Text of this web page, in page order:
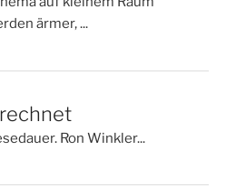
ärmer, ...
Ron Winkler...